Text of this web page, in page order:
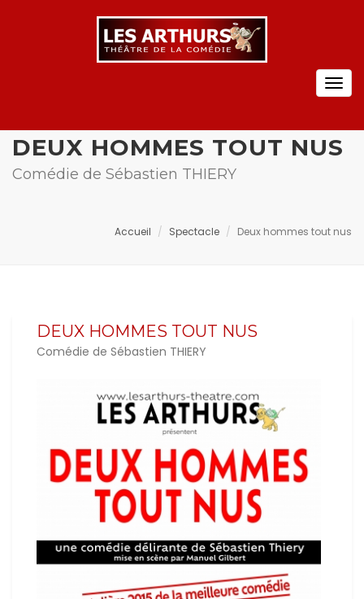
DEUX HOMMES TOUT NUS
Comédie de Sébastien THIERY
Accueil Spectacle Deux hommes tout nus
DEUX HOMMES TOUT NUS
Comédie de Sébastien THIERY